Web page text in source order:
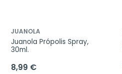
JUANOLA
Juanola Própolis Spray,
30ml.
8,99 €